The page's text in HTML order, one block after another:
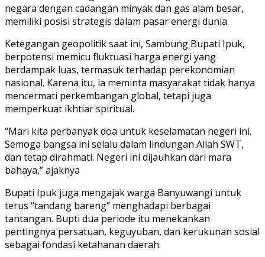
negara dengan cadangan minyak dan gas alam besar,
memiliki posisi strategis dalam pasar energi dunia.
Ketegangan geopolitik saat ini, Sambung Bupati Ipuk,
berpotensi memicu fluktuasi harga energi yang
berdampak luas, termasuk terhadap perekonomian
nasional. Karena itu, ia meminta masyarakat tidak hanya
mencermati perkembangan global, tetapi juga
memperkuat ikhtiar spiritual.
“Mari kita perbanyak doa untuk keselamatan negeri ini.
Semoga bangsa ini selalu dalam lindungan Allah SWT,
dan tetap dirahmati. Negeri ini dijauhkan dari mara
bahaya,” ajaknya
Bupati Ipuk juga mengajak warga Banyuwangi untuk
terus “tandang bareng” menghadapi berbagai
tantangan. Bupti dua periode itu menekankan
pentingnya persatuan, keguyuban, dan kerukunan sosial
sebagai fondasi ketahanan daerah.